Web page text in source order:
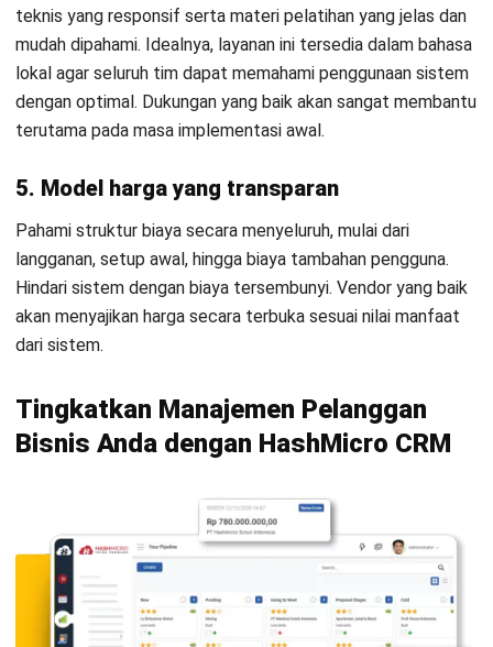
membaca
Panduan Editorial kami
yang Tepat
Kontak Sekarang!